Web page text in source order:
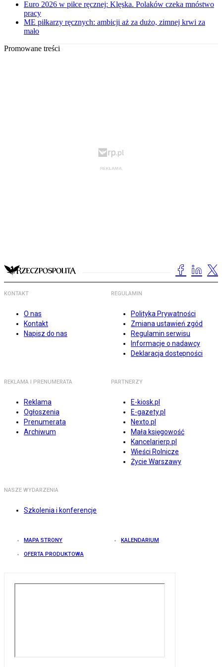
Euro 2026 w piłce ręcznej: Klęska. Polaków czeka mnóstwo
pracy
ME piłkarzy ręcznych: ambicji aż za dużo, zimnej krwi za
mało
Promowane treści
KONTAKT
O nas
Kontakt
Napisz do nas
REGULAMIN
Polityka Prywatności
Zmiana ustawień zgód
Regulamin serwisu
Informacje o nadawcy
Deklaracja dostępności
REKLAMA I PRENUMERATA
Reklama
Ogłoszenia
Prenumerata
Archiwum
PARTNERZY
E-kiosk.pl
E-gazety.pl
Nexto.pl
Mała księgowość
Kancelarierp.pl
Wieści Rolnicze
Życie Warszawy
NASZE WYDARZENIA
Szkolenia i konferencje
MAPA STRONY KALENDARIUM
OFERTA PRODUKTOWA